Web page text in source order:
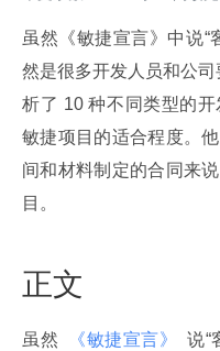
虽然《敏捷宣言》中说“
然是很多开发人员和公
析了 10 种不同类型的
敏捷项目的适合程度。
间和材料制定的合同来
目。
正文
虽然 《敏捷宣言》
说“